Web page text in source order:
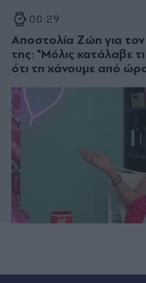
00:29
Αποστολία Ζώη για
της: "Μόλις κατάλαβε
ότι τη χάνουμε από
00:20